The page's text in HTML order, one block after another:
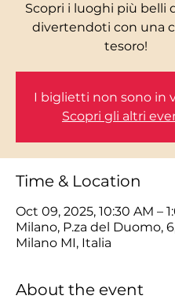
Scopri i luoghi più belli
divertendoti con una
tesoro!
I biglietti non sono in
Scopri gli altri
Time & Location
Oct 09, 2025, 10:30 AM –
Milano, P.za del Duomo,
Milano MI, Italia
About the event